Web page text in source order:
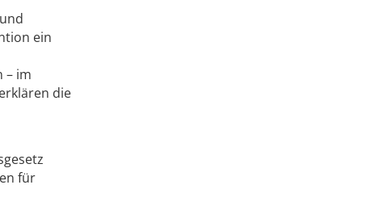
ein
– im
die
für